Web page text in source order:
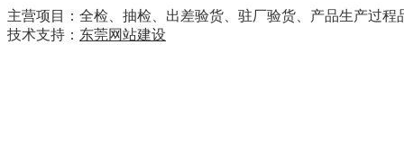
主营项目：全检、抽检、出差验货、驻厂验货、产品生产过程
技术支持： 东莞网站建设